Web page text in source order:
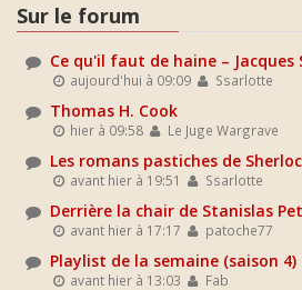
Sur le forum
Ce qu'il faut de haine – Jacques
aujourd'hui à 09:09 Ssarlotte
Thomas H. Cook
hier à 09:58 Le Juge Wargrave
Les romans pastiches de
avant hier à 19:51 Ssarlotte
Derrière la chair de Stanislas
avant hier à 17:17 patoche77
Playlist de la semaine (saison 4)
avant hier à 13:03 Fab